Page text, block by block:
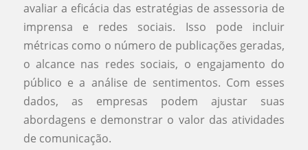
avaliar a eficácia das estratégias de assessoria de
imprensa e redes sociais. Isso pode incluir
métricas como o número de publicações geradas,
o alcance nas redes sociais, o engajamento do
público e a análise de sentimentos. Com esses
dados, as empresas podem ajustar suas
abordagens e demonstrar o valor das atividades
de comunicação.